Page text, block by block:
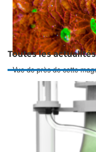
Vue de près de cette
Toutes les actualités